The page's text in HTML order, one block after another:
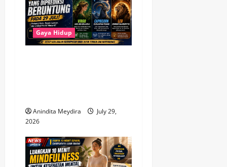
Gaya Hidup
Anindita Meydira
July 29,
2026